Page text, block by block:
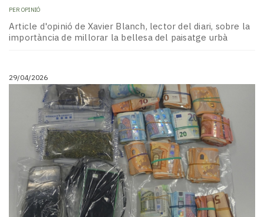
PER OPINIÓ
Article d'opinió de Xavier Blanch, lector del diari, sobre la
importància de millorar la bellesa del paisatge urbà
29/04/2026